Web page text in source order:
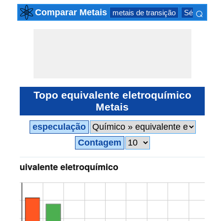
Comparar Metais metais de transição Série
⌕
Topo equivalente eletroquímico
Metais
especulação
Contagem